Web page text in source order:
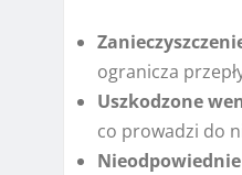
ogranicza
Uszkodzone
co prowadzi do